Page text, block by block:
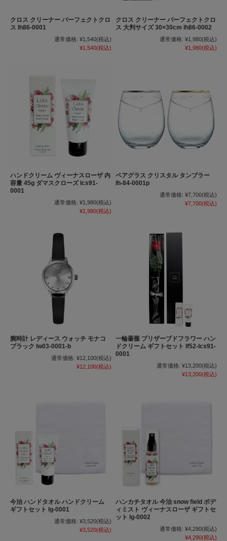
クロス クリーナー パーフェクトクロ
ス lh86-0001
通常価格: ¥1,540(税込)
¥1,540(税込)
クロス クリーナー パーフェクトクロ
ス 大判サイズ 30×30cm lh86-0002
通常価格: ¥1,980(税込)
¥1,980(税込)
ハンドクリーム ヴィーナスローザ 内
容量 45g ダマスクローズ lcs91-
0001
通常価格: ¥1,980(税込)
¥1,980(税込)
ペアグラス クリスタル タンブラー
lh-84-0001p
通常価格: ¥7,700(税込)
¥7,700(税込)
腕時計 レディース ウォッチ モナコ
ブラック lw03-0001-b
通常価格: ¥12,100(税込)
¥12,100(税込)
一輪薔薇 プリザーブドフラワー ハン
ドクリーム ギフトセット lf52-lcs91-
0001
通常価格: ¥13,200(税込)
¥13,200(税込)
今治 ハンドタオル ハンドクリーム
ギフトセット lg-0001
通常価格: ¥3,520(税込)
¥3,520(税込)
ハンカチタオル 今治 snow field ボデ
ィミスト ヴィーナスローザ ギフトセ
ット lg-0002
通常価格: ¥4,290(税込)
¥4,290(税込)